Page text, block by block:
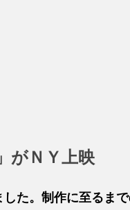
がＮＹ上映
た。制作に至るま